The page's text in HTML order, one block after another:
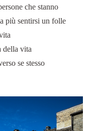
che stanno
più sentirsi un folle
della vita
se stesso